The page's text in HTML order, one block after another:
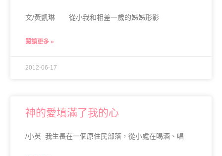
文/黃凱琳 從小我和相差一歲的姊姊形影
閱讀更多 »
2012-06-17
神的愛填滿了我的心
/小英 我生長在一個原住民部落，從小處在喝酒、唱